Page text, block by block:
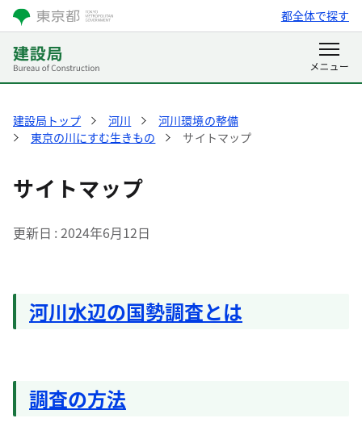
都全体で探す
建設局トップ 河川
河川環境の整備
東京の川にすむ生きもの
サイトマップ
サイトマップ
更新日 2024年6月12日
河川水辺の国勢調査とは
調査の方法